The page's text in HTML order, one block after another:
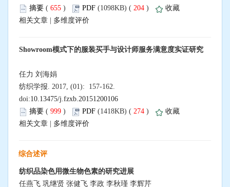
摘要 ( 655 ) PDF (1098KB) ( 204 )
收藏
相关文章
多维度评价
Showroom模式下的服装买手与设计师服务满意度实证研究
任力 刘海娟
纺织学报. 2017, (01): 157-162.
doi:10.13475/j.fzxb.20151200106
摘要 ( 999 ) PDF (1418KB) ( 274 )
收藏
相关文章
多维度评价
综合述评
纺织品染色用微生物色素的研究进展
任燕飞 巩继贤 张健飞 李政 李秋瑾 李辉芹